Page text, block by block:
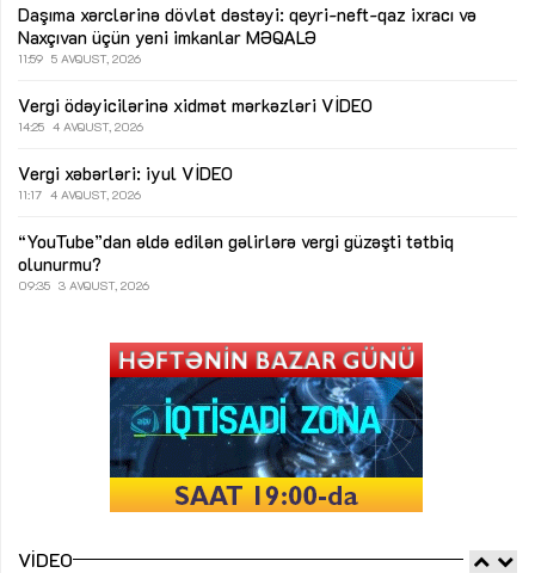
Daşıma xərclərinə dövlət dəstəyi: qeyri-neft-qaz ixracı və
Naxçıvan üçün yeni imkanlar MƏQALƏ
11:59 5 AVQUST, 2026
Vergi ödəyicilərinə xidmət mərkəzləri VİDEO
14:25 4 AVQUST, 2026
Vergi xəbərləri: iyul VİDEO
11:17 4 AVQUST, 2026
“YouTube”dan əldə edilən gəlirlərə vergi güzəşti tətbiq
olunurmu?
09:35 3 AVQUST, 2026
VIDEO